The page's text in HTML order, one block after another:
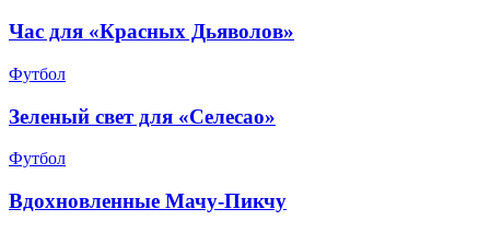
Час для «Красных Дьяволов»
Футбол
Зеленый свет для «Селесао»
Футбол
Вдохновленные Мачу-Пикчу